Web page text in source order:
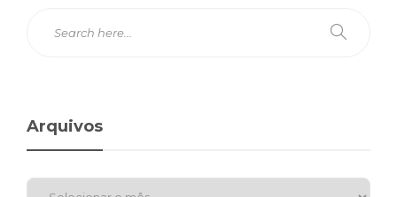
Arquivos